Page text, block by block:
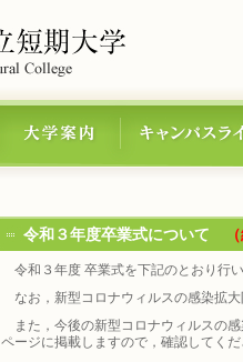
令和３年度卒業式について
令和３年度 卒業式を下記のとおり行
なお，新型コロナウィルスの感染拡
また，今後の新型コロナウィルスの
ページに掲載しますので，確認してく